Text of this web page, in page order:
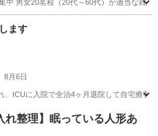
中 男女20名程（20代～60代）が適当
ャ
ます
8月6日
ICUに入院で全治4ヶ月退院して自宅療養
達 年齢
れ整理】眠っている人形あ